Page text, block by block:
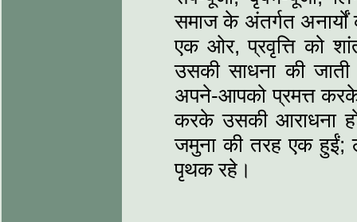
समाज के अंतर्गत
एक ओर, प्रवृत्ति को
उसकी साधना की
अपने-आपको प्रमत्त
करके उसकी आराधना
जमुना की तरह एक
पृथक रहे।